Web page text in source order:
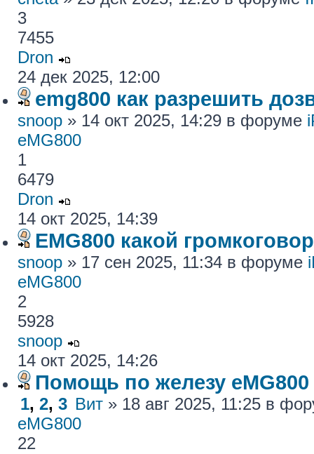
3
7455
Dron
24 дек 2025, 12:00
emg800 как разрешить
snoop » 14 окт 2025, 14:29 в форуме
eMG800
1
6479
Dron
14 окт 2025, 14:39
EMG800 какой
snoop » 17 сен 2025, 11:34 в форуме
eMG800
2
5928
snoop
14 окт 2025, 14:26
Помощь по железу eMG800
1, 2, 3 Вит » 18 авг 2025, 11:25 в
eMG800
22